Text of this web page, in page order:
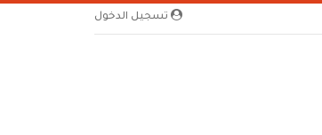
تسجيل الدخول